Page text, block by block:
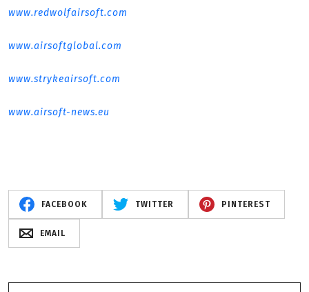
www.redwolfairsoft.com
www.airsoftglobal.com
www.strykeairsoft.com
www.airsoft-news.eu
FACEBOOK TWITTER PINTEREST
EMAIL